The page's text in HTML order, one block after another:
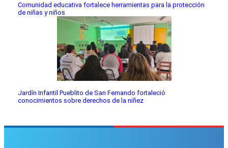
Comunidad educativa fortalece herramientas para la protección
de niñas y niños
Jardín Infantil Pueblito de San Fernando fortaleció
conocimientos sobre derechos de la niñez